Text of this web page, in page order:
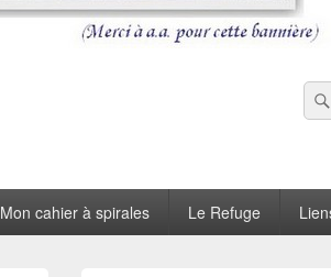
Mon cahier à spirales Le Refuge